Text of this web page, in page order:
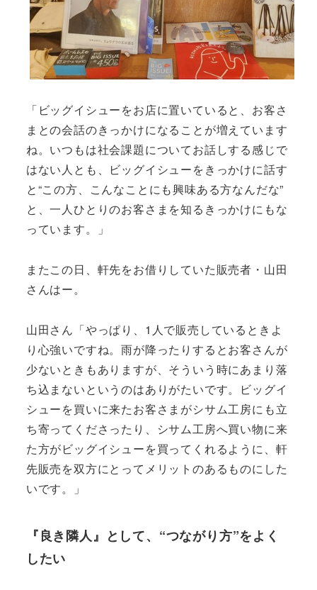
「ビッグイシューをお店に置いていると、お客さ
まとの会話のきっかけになることが増えています
ね。いつもは社会課題についてお話しする感じで
はない人とも、ビッグイシューをきっかけに話す
と“この方、こんなことにも興味ある方なんだな”
と、一人ひとりのお客さまを知るきっかけにもな
っています。」
またこの日、軒先をお借りしていた販売者・山田
さんはー。
山田さん「やっぱり、1人で販売しているときよ
り心強いですね。雨が降ったりするとお客さんが
少ないときもありますが、そういう時にあまり落
ち込まないというのはありがたいです。ビッグイ
シューを買いに来たお客さまがシサム工房にも立
ち寄ってくださったり、シサム工房へ買い物に来
た方がビッグイシューを買ってくれるように、軒
先販売を双方にとってメリットのあるものにした
いです。」
『良き隣人』として、“つながり方”をよく
したい